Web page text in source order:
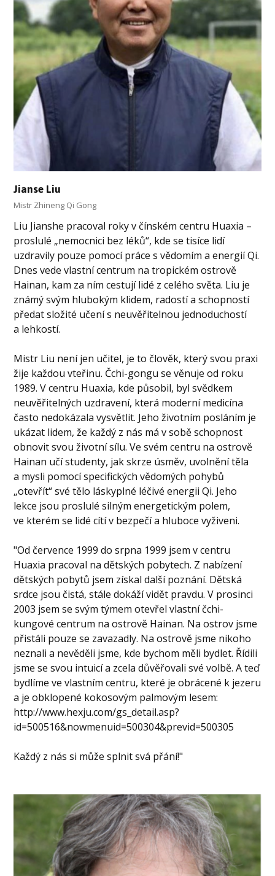
Jianse Liu
Mistr Zhineng Qi Gong
Liu Jianshe pracoval roky v čínském centru Huaxia –
proslulé „nemocnici bez léků“, kde se tisíce lidí
uzdravily pouze pomocí práce s vědomím a energií Qi.
Dnes vede vlastní centrum na tropickém ostrově
Hainan, kam za ním cestují lidé z celého světa. Liu je
známý svým hlubokým klidem, radostí a schopností
předat složité učení s neuvěřitelnou jednoduchostí
a lehkostí.
Mistr Liu není jen učitel, je to člověk, který svou praxi
žije každou vteřinu. Čchi-gongu se věnuje od roku
1989. V centru Huaxia, kde působil, byl svědkem
neuvěřitelných uzdravení, která moderní medicína
často nedokázala vysvětlit. Jeho životním posláním je
ukázat lidem, že každý z nás má v sobě schopnost
obnovit svou životní sílu. Ve svém centru na ostrově
Hainan učí studenty, jak skrze úsměv, uvolnění těla
a mysli pomocí specifických vědomých pohybů
„otevřít“ své tělo láskyplné léčivé energii Qi. Jeho
lekce jsou proslulé silným energetickým polem,
ve kterém se lidé cítí v bezpečí a hluboce vyživeni.
"Od července 1999 do srpna 1999 jsem v centru
Huaxia pracoval na dětských pobytech. Z nabízení
dětských pobytů jsem získal další poznání. Dětská
srdce jsou čistá, stále dokáží vidět pravdu. V prosinci
2003 jsem se svým týmem otevřel vlastní čchi-
kungové centrum na ostrově Hainan. Na ostrov jsme
přistáli pouze se zavazadly. Na ostrově jsme nikoho
neznali a nevěděli jsme, kde bychom měli bydlet. Řídili
jsme se svou intuicí a zcela důvěřovali své volbě. A teď
bydlíme ve vlastním centru, které je obrácené k jezeru
a je obklopené kokosovým palmovým lesem:
http://www.hexju.com/gs_detail.asp?
id=500516&nowmenuid=500304&previd=500305
Každý z nás si může splnit svá přání!"